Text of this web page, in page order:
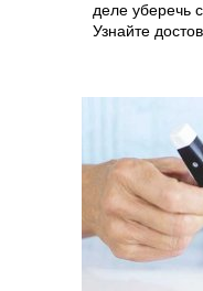
деле уберечь
Узнайте